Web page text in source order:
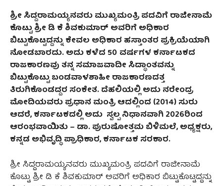
ಶ್ರೀ ಸಿದ್ದರಾಮಯ್ಯನವರು ಮುಖ್ಯಮಂತ್ರಿ ಪದವಿಗೆ ರಾಜೀನಾಮೆ
ಕೊಟ್ಟು ಶ್ರೀ ಡಿ ಕೆ ಶಿವಕುಮಾರ್‌ ಅವರಿಗೆ ಅಧಿಕಾರ
ಬಿಟ್ಟುಕೊಟ್ಟದ್ದನ್ನು ಕೇವಲ ಅಧಿಕಾರ ಹಸ್ತಾಂತರ ಪ್ರಕ್ರಿಯೆಯಾಗಿ
ನೋಡಬಾರದು. ಅದು ಕಳೆದ 50 ವರ್ಷಗಳ ಕರ್ನಾಟಕದ
ರಾಜಕಾರಣವು ತನ್ನ ಸಮಾಜವಾದೀ ಸಿದ್ಧಾಂತವನ್ನು
ಬಿಟ್ಟುಕೊಟ್ಟು ಬಂಡವಾಳಶಾಹೀ ರಾಜಕಾರಣದತ್ತ
ತಿರುಗಿಕೊಂಡದ್ದರ ಸಂಕೇತ. ದೆಹಲಿಯಲ್ಲಿ ಅದು ನರೇಂದ್ರ
ಮೋದಿಯವರು ಪ್ರಧಾನ ಮಂತ್ರಿ ಆದಲ್ಲಿಂದ (2014) ಸುರು
ಆದರೆ, ಕರ್ನಾಟಕದಲ್ಲಿ ಅದು ಸ್ವಲ್ಪ ನಿಧಾನವಾಗಿ 2026ರಿಂದ
ಆರಂಭವಾಯಿತು – ಡಾ. ಪುರುಷೋತ್ತಮ ಬಿಳಿಮಲೆ, ಅಧ್ಯಕ್ಷರು,
ಕನ್ನಡ ಅಭಿವೃದ್ಧಿ ಪ್ರಾಧಿಕಾರ, ಕರ್ನಾಟಕ ಸರಕಾರ.
ಶ್ರೀ ಸಿದ್ದರಾಮಯ್ಯನವರು ಮುಖ್ಯಮಂತ್ರಿ ಪದವಿಗೆ ರಾಜೀನಾಮೆ
ಕೊಟ್ಟು ಶ್ರೀ ಡಿ ಕೆ ಶಿವಕುಮಾರ್‌ ಅವರಿಗೆ ಅಧಿಕಾರ ಬಿಟ್ಟುಕೊಟ್ಟದ್ದನ್ನು